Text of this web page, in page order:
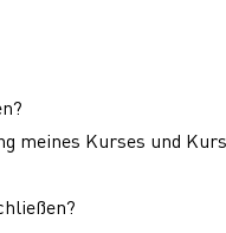
meines Kurses und